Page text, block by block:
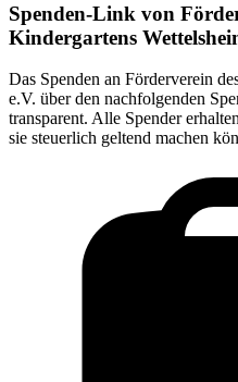
Spenden-Link von
Kindergartens
Das Spenden an Förderverein
e.V. über den nachfolgenden
transparent. Alle Spender
sie steuerlich geltend machen